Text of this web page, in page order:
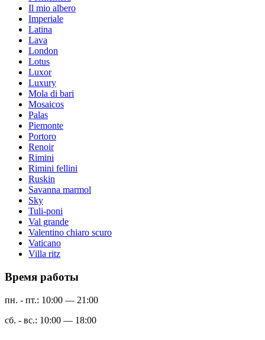
Il mio albero
Imperiale
Latina
Lava
London
Lotus
Luxor
Luxury
Mola di bari
Mosaicos
Palas
Piemonte
Portoro
Renoir
Rimini
Rimini fellini
Ruskin
Savanna marmol
Sky
Tuli-poni
Val grande
Valentino chiaro scuro
Vaticano
Villa ritz
Время работы
пн. - пт.: 10:00 — 21:00
сб. - вс.: 10:00 — 18:00